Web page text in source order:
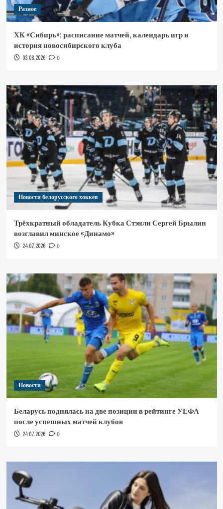
Разное
ХК «Сибирь»: расписание матчей, календарь игр и
история новосибирского клуба
03.08.2026 0
Новости белорусского хоккея
Трёхкратный обладатель Кубка Стэнли Сергей Брылин
возглавил минское «Динамо»
24.07.2026 0
Новости
Беларусь поднялась на две позиции в рейтинге УЕФА
после успешных матчей клубов
24.07.2026 0